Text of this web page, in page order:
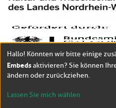
Hallo! Könnten wir bitte einige
Embedsaktivieren? Sie können
ändern oder zurückziehen.
Lassen Sie mich wählen